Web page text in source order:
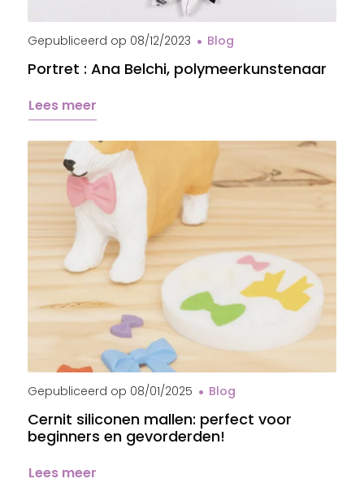
Gepubliceerd op 08/12/2023 Blog
Portret : Ana Belchi, polymeerkunstenaar
Lees meer
Gepubliceerd op 08/01/2025 Blog
Cernit siliconen mallen: perfect voor
beginners en gevorderden!
Lees meer